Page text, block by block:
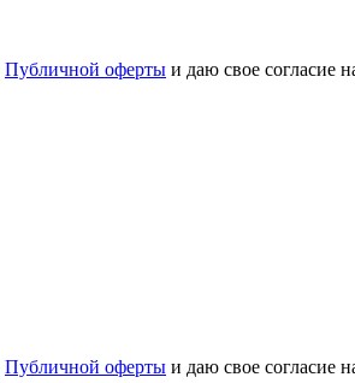
Публичной оферты и даю свое согласие
Публичной оферты и даю свое согласие